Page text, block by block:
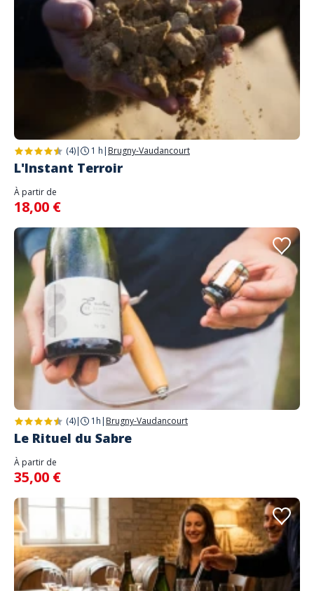
(4)| 1 h | Brugny-Vaudancourt
L'Instant Terroir
À partir de
18,00 €
(4)| 1h | Brugny-Vaudancourt
Le Rituel du Sabre
À partir de
35,00 €